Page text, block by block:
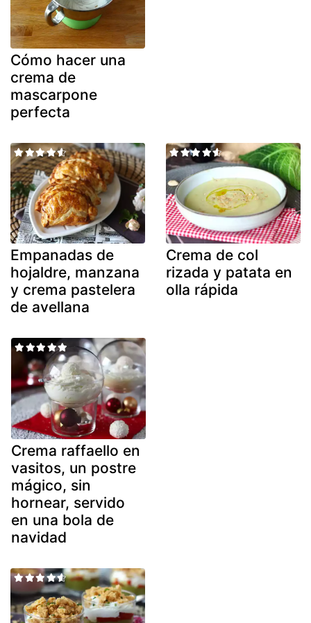
Cómo hacer una
crema de
mascarpone
perfecta
Empanadas de
hojaldre, manzana
y crema pastelera
de avellana
Crema de col
rizada y patata en
olla rápida
Crema raffaello en
vasitos, un postre
mágico, sin
hornear, servido
en una bola de
navidad